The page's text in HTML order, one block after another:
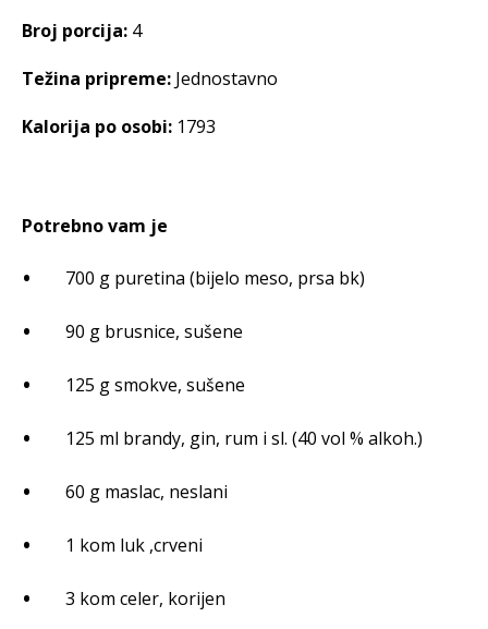
Broj porcija: 4
Težina pripreme: Jednostavno
Kalorija po osobi: 1793
Potrebno vam je
700 g puretina (bijelo meso, prsa bk)
90 g brusnice, sušene
125 g smokve, sušene
125 ml brandy, gin, rum i sl. (40 vol % alkoh.)
60 g maslac, neslani
1 kom luk ,crveni
3 kom celer, korijen